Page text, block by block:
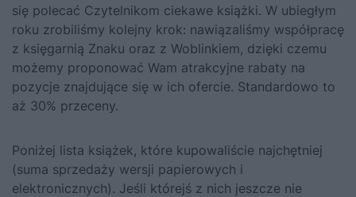
się polecać Czytelnikom ciekawe książki. W ubiegłym
roku zrobiliśmy kolejny krok: nawiązaliśmy współpracę
z księgarnią Znaku oraz z Woblinkiem, dzięki czemu
możemy proponować Wam atrakcyjne rabaty na
pozycje znajdujące się w ich ofercie. Standardowo to
aż 30% przeceny.
Poniżej lista książek, które kupowaliście najchętniej
(suma sprzedaży wersji papierowych i
elektronicznych). Jeśli którejś z nich jeszcze nie